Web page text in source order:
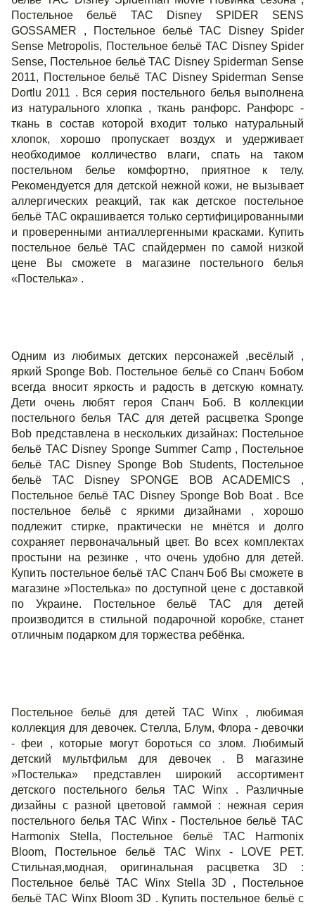
Постельное бельё TAC Disney SPIDER SENS
GOSSAMER , Постельное бельё TAC Disney Spider
Sense Metropolis, Постельное бельё TAC Disney Spider
Sense, Постельное бельё TAC Disney Spiderman Sense
2011, Постельное бельё TAC Disney Spiderman Sense
Dortlu 2011 . Вся серия постельного белья выполнена
из натурального хлопка , ткань ранфорс. Ранфорс -
ткань в состав которой входит только натуральный
хлопок, хорошо пропускает воздух и удерживает
необходимое колличество влаги, спать на таком
постельном белье комфортно, приятное к телу.
Рекомендуется для детской нежной кожи, не вызывает
аллергических реакций, так как детское постельное
бельё ТАС окрашивается только сертифицированными
и проверенными антиаллергенными красками. Купить
постельное бельё ТАС спайдермен по самой низкой
цене Вы сможете в магазине постельного белья
«Постелька» .
Одним из любимых детских персонажей ,весёлый ,
яркий Sponge Bob. Постельное бельё со Спанч Бобом
всегда вносит яркость и радость в детскую комнату.
Дети очень любят героя Спанч Боб. В коллекции
постельного белья ТАС для детей расцветка Sponge
Bob представлена в нескольких дизайнах: Постельное
бельё TAC Disney Sponge Summer Сamp , Постельное
бельё TAC Disney Sponge Bob Students, Постельное
бельё TAC Disney SPONGE BOB ACADEMICS ,
Постельное бельё TAC Disney Sponge Bob Boat . Все
постельное бельё с яркими дизайнами , хорошо
подлежит стирке, практически не мнётся и долго
сохраняет первоначальный цвет. Во всех комплектах
простыни на резинке , что очень удобно для детей.
Купить постельное бельё тАС Спанч Боб Вы сможете в
магазине »Постелька» по доступной цене с доставкой
по Украине. Постельное бельё ТАС для детей
производится в стильной подарочной коробке, станет
отличным подарком для торжества ребёнка.
Постельное бельё для детей ТАС Winx , любимая
коллекция для девочек. Стелла, Блум, Флора - девочки
- феи , которые могут бороться со злом. Любимый
детский мультфильм для девочек . В магазине
»Постелька» представлен широкий ассортимент
детского постельного белья ТАС Winx . Различные
дизайны с разной цветовой гаммой : нежная серия
постельного белья ТАС Winx - Постельное бельё ТАС
Harmonix Stella, Постельное бельё ТАС Harmonix
Bloom, Постельное бельё ТАС Winx - LOVE PET.
Cтильная,модная, оригинальная расцветка 3D :
Постельное бельё TAC Winx Stella 3D , Постельное
бельё TAC Winx Bloom 3D . Купить постельное бельё с